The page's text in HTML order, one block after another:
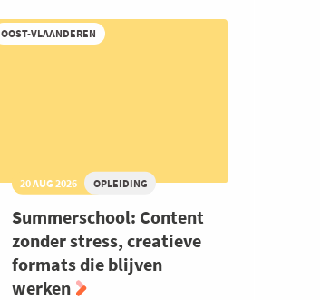
OOST-VLAANDEREN
20 AUG 2026 OPLEIDING
Summerschool: Content
zonder stress, creatieve
formats die blijven
werken